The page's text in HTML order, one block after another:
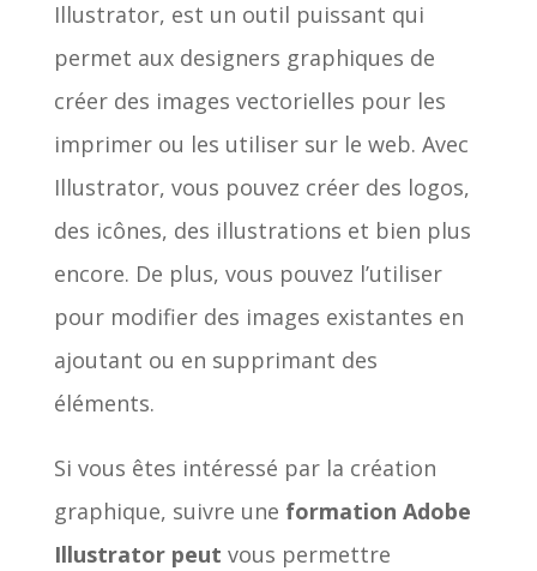
Illustrator, est un outil puissant qui
permet aux designers graphiques de
créer des images vectorielles pour les
imprimer ou les utiliser sur le web. Avec
Illustrator, vous pouvez créer des logos,
des icônes, des illustrations et bien plus
encore. De plus, vous pouvez l’utiliser
pour modifier des images existantes en
ajoutant ou en supprimant des
éléments.
Si vous êtes intéressé par la création
graphique, suivre une formation Adobe
Illustrator peut vous permettre